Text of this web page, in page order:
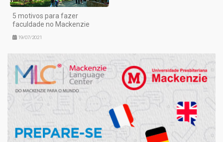
5 motivos para fazer
faculdade no Mackenzie
19/07/2021